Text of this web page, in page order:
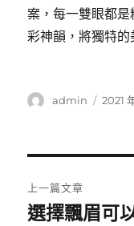
案，每一雙眼都
彩神韻，將獨特的
作
admin
發
2021
章
上一篇文章
上
選擇飄眉可